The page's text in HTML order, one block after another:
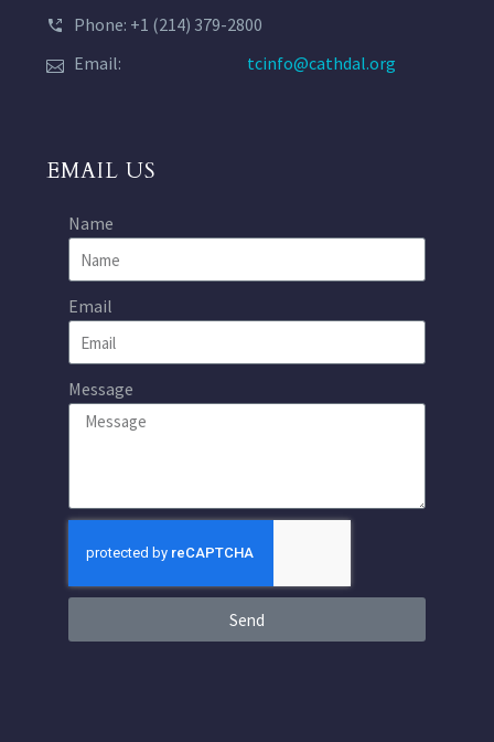
Phone: +1 (214) 379-2800
Email:
tcinfo@cathdal.org
EMAIL US
Name
Email
Message
Send